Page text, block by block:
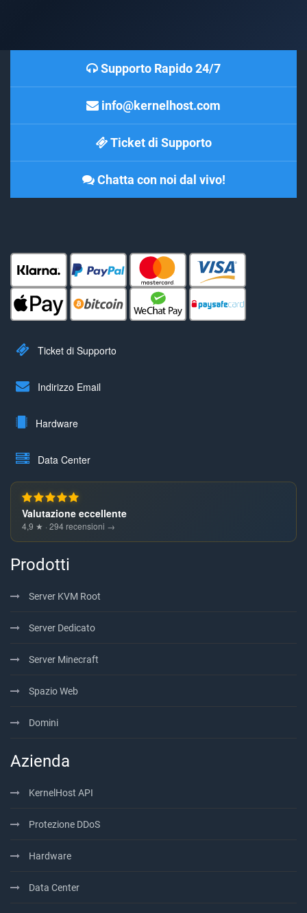
Supporto Rapido 24/7
info@kernelhost.com
Ticket di Supporto
Chatta con noi dal vivo!
Ticket di Supporto
Indirizzo Email
Hardware
Data Center
Valutazione eccellente
4,9 ★ · 294 recensioni →
Prodotti
Server KVM Root
Server Dedicato
Server Minecraft
Spazio Web
Domini
Azienda
KernelHost API
Protezione DDoS
Hardware
Data Center